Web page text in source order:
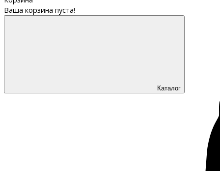
Ваша корзина пуста!
Каталог